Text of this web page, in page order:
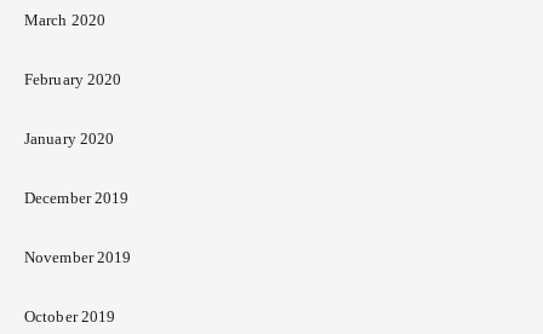
March 2020
February 2020
January 2020
December 2019
November 2019
October 2019